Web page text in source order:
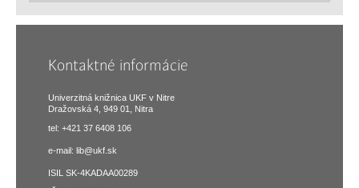
Kontaktné informácie
Univerzitná knižnica UKF v Nitre
Dražovská 4, 949 01, Nitra
tel: +421 37 6408 106
e-mail: lib@ukf.sk
ISIL SK-4KADAA00289